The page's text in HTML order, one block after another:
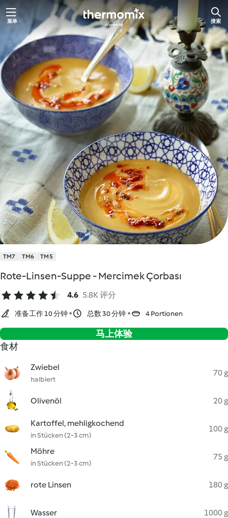
跳菜单 搜索
TM7 TM6 TM5
Rote-Linsen-Suppe - Mercimek Çorbası
4.6 5.8K 评分
准备工作 10 分钟 总数 30 分钟 4 Portionen
马上体验
食材
Zwiebel
halbiert
70 g
Olivenöl 20 g
Kartoffel, mehligkochend
in Stücken (2-3 cm)
100 g
Möhre
in Stücken (2-3 cm)
75 g
rote Linsen 180 g
Wasser 1000 g